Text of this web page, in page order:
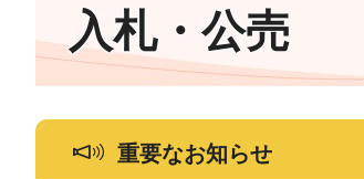
入札・公売
重要なお知らせ